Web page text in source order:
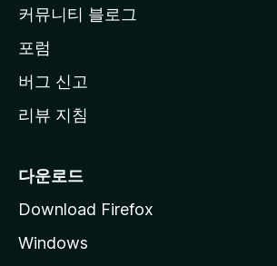
이
동
커뮤니티 블로그
포럼
버그 신고
리뷰 지침
다운로드
Download Firefox
Windows